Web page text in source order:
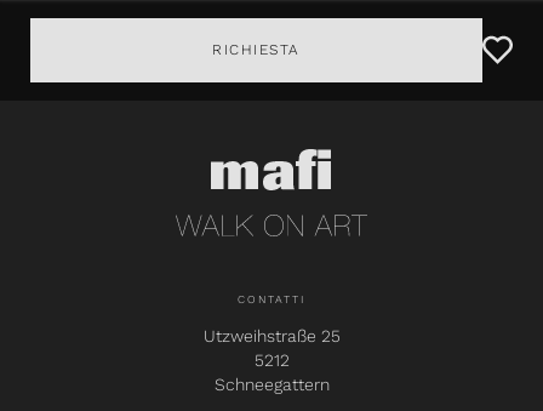
RICHIESTA
CONTATTI
Utzweihstraße 25
5212
Schneegattern